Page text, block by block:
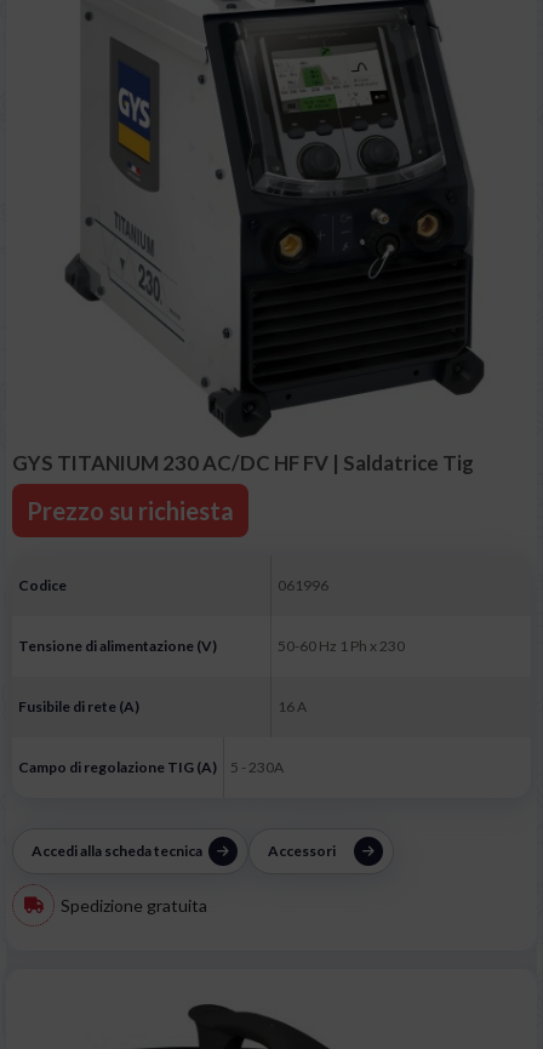
GYS TITANIUM 230 AC/DC HF FV | Saldatrice Tig
Prezzo su richiesta
Codice 061996
Tensione di alimentazione (V) 50-60 Hz 1 Ph x 230
Fusibile di rete (A) 16 A
Campo di regolazione TIG (A) 5 - 230A
Accedi alla scheda tecnica Accessori
Spedizione gratuita